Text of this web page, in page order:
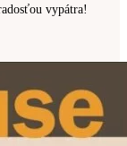
vypátra!